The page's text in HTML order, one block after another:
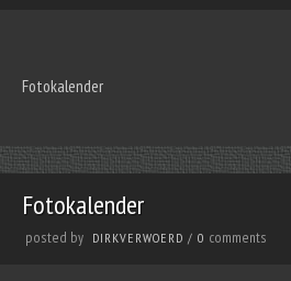
Fotokalender
Fotokalender
posted by DIRKVERWOERD / 0 comments